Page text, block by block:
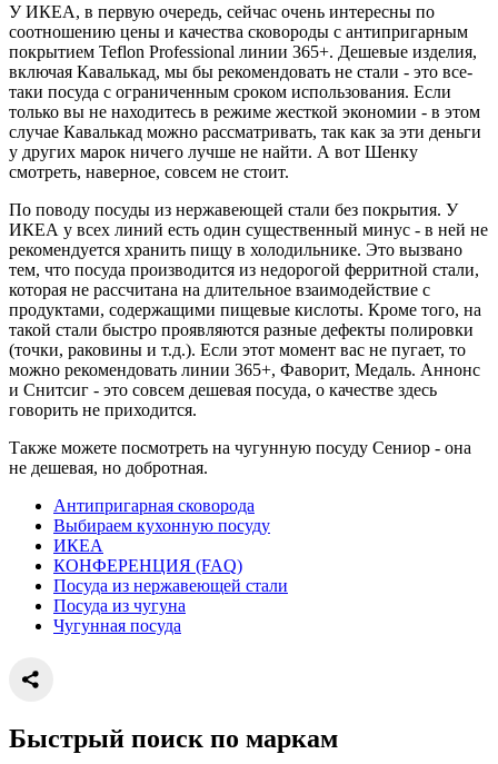
У ИКЕА, в первую очередь, сейчас очень интересны по
соотношению цены и качества сковороды с антипригарным
покрытием Teflon Professional линии 365+. Дешевые изделия,
включая Кавалькад, мы бы рекомендовать не стали - это все-
таки посуда с ограниченным сроком использования. Если
только вы не находитесь в режиме жесткой экономии - в этом
случае Кавалькад можно рассматривать, так как за эти деньги
у других марок ничего лучше не найти. А вот Шенку
смотреть, наверное, совсем не стоит.
По поводу посуды из нержавеющей стали без покрытия. У
ИКЕА у всех линий есть один существенный минус - в ней не
рекомендуется хранить пищу в холодильнике. Это вызвано
тем, что посуда производится из недорогой ферритной стали,
которая не рассчитана на длительное взаимодействие с
продуктами, содержащими пищевые кислоты. Кроме того, на
такой стали быстро проявляются разные дефекты полировки
(точки, раковины и т.д.). Если этот момент вас не пугает, то
можно рекомендовать линии 365+, Фаворит, Медаль. Аннонс
и Снитсиг - это совсем дешевая посуда, о качестве здесь
говорить не приходится.
Также можете посмотреть на чугунную посуду Сениор - она
не дешевая, но добротная.
Антипригарная сковорода
Выбираем кухонную посуду
ИКЕА
КОНФЕРЕНЦИЯ (FAQ)
Посуда из нержавеющей стали
Посуда из чугуна
Чугунная посуда
Быстрый поиск по маркам